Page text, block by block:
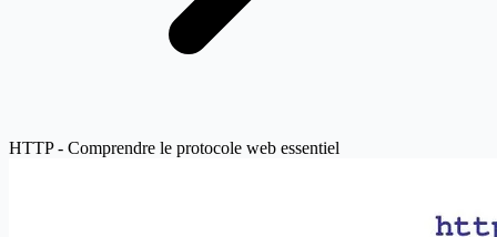
HTTP - Comprendre le protocole web essentiel